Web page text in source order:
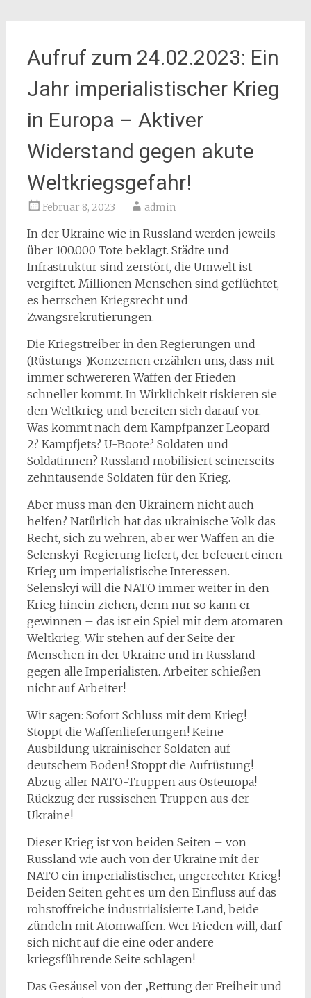
Aufruf zum 24.02.2023: Ein
Jahr imperialistischer Krieg
in Europa – Aktiver
Widerstand gegen akute
Weltkriegsgefahr!
Februar 8, 2023 admin
In der Ukraine wie in Russland werden jeweils
über 100.000 Tote beklagt. Städte und
Infrastruktur sind zerstört, die Umwelt ist
vergiftet. Millionen Menschen sind geflüchtet,
es herrschen Kriegsrecht und
Zwangsrekrutierungen.
Die Kriegstreiber in den Regierungen und
(Rüstungs-)Konzernen erzählen uns, dass mit
immer schwereren Waffen der Frieden
schneller kommt. In Wirklichkeit riskieren sie
den Weltkrieg und bereiten sich darauf vor.
Was kommt nach dem Kampfpanzer Leopard
2? Kampfjets? U-Boote? Soldaten und
Soldatinnen? Russland mobilisiert seinerseits
zehntausende Soldaten für den Krieg.
Aber muss man den Ukrainern nicht auch
helfen? Natürlich hat das ukrainische Volk das
Recht, sich zu wehren, aber wer Waffen an die
Selenskyi-Regierung liefert, der befeuert einen
Krieg um imperialistische Interessen.
Selenskyi will die NATO immer weiter in den
Krieg hinein ziehen, denn nur so kann er
gewinnen – das ist ein Spiel mit dem atomaren
Weltkrieg. Wir stehen auf der Seite der
Menschen in der Ukraine und in Russland –
gegen alle Imperialisten. Arbeiter schießen
nicht auf Arbeiter!
Wir sagen: Sofort Schluss mit dem Krieg!
Stoppt die Waffenlieferungen! Keine
Ausbildung ukrainischer Soldaten auf
deutschem Boden! Stoppt die Aufrüstung!
Abzug aller NATO-Truppen aus Osteuropa!
Rückzug der russischen Truppen aus der
Ukraine!
Dieser Krieg ist von beiden Seiten – von
Russland wie auch von der Ukraine mit der
NATO ein imperialistischer, ungerechter Krieg!
Beiden Seiten geht es um den Einfluss auf das
rohstoffreiche industrialisierte Land, beide
zündeln mit Atomwaffen. Wer Frieden will, darf
sich nicht auf die eine oder andere
kriegsführende Seite schlagen!
Das Gesäusel von der ‚Rettung der Freiheit und